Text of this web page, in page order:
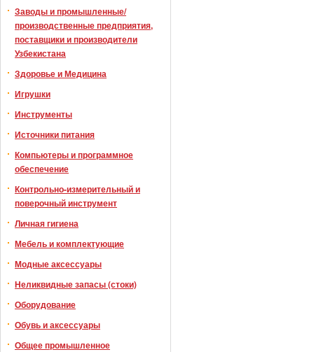
Заводы и промышленные/
производственные предприятия,
поставщики и производители
Узбекистана
Здоровье и Медицина
Игрушки
Инструменты
Источники питания
Компьютеры и программное
обеспечение
Контрольно-измерительный и
поверочный инструмент
Личная гигиена
Мебель и комплектующие
Модные аксессуары
Неликвидные запасы (стоки)
Оборудование
Обувь и аксессуары
Общее промышленное